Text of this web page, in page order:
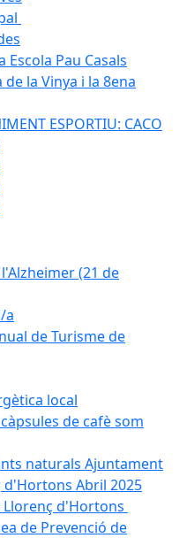
Escola Pau Casals
de la Vinya i la 8ena
ESPORTIU: CACO
(21 de
a
de Turisme de
local
de cafè som
naturals Ajuntament
d'Hortons Abril 2025
Llorenç d'Hortons
de Prevenció de